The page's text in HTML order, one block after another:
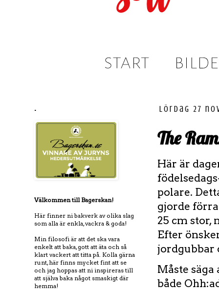
lördag 27
The
Här är
polare.
gjorde
25 cm stor,
Efter
jordgubbar
Måste
både
.
Välkommen till Bagerskan!
Här finner ni bakverk av olika slag
som alla är enkla, vackra & goda!
Min filosofi är att det ska vara
enkelt att baka, gott att äta och så
klart vackert att titta på. Kolla gärna
runt, här finns mycket fint att se
och jag hoppas att ni inspireras till
att själva baka något smaskigt där
hemma!